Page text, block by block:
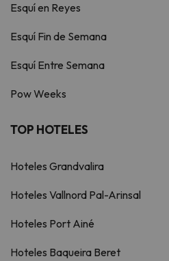
Esquí en Reyes
Esquí Fin de Semana
Esquí Entre Semana
Pow Weeks
TOP HOTELES
Hoteles Grandvalira
Hoteles Vallnord Pal-Arinsal
Hoteles Port Ainé
Hoteles Baqueira Beret